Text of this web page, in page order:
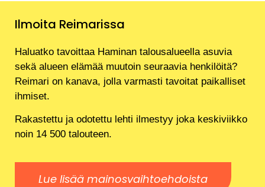
Ilmoita Reimarissa
Haluatko tavoittaa Haminan talousalueella asuvia
sekä alueen elämää muutoin seuraavia henkilöitä?
Reimari on kanava, jolla varmasti tavoitat paikalliset
ihmiset.
Rakastettu ja odotettu lehti ilmestyy joka keskiviikko
noin 14 500 talouteen.
Lue lisää mainosvaihtoehdoista